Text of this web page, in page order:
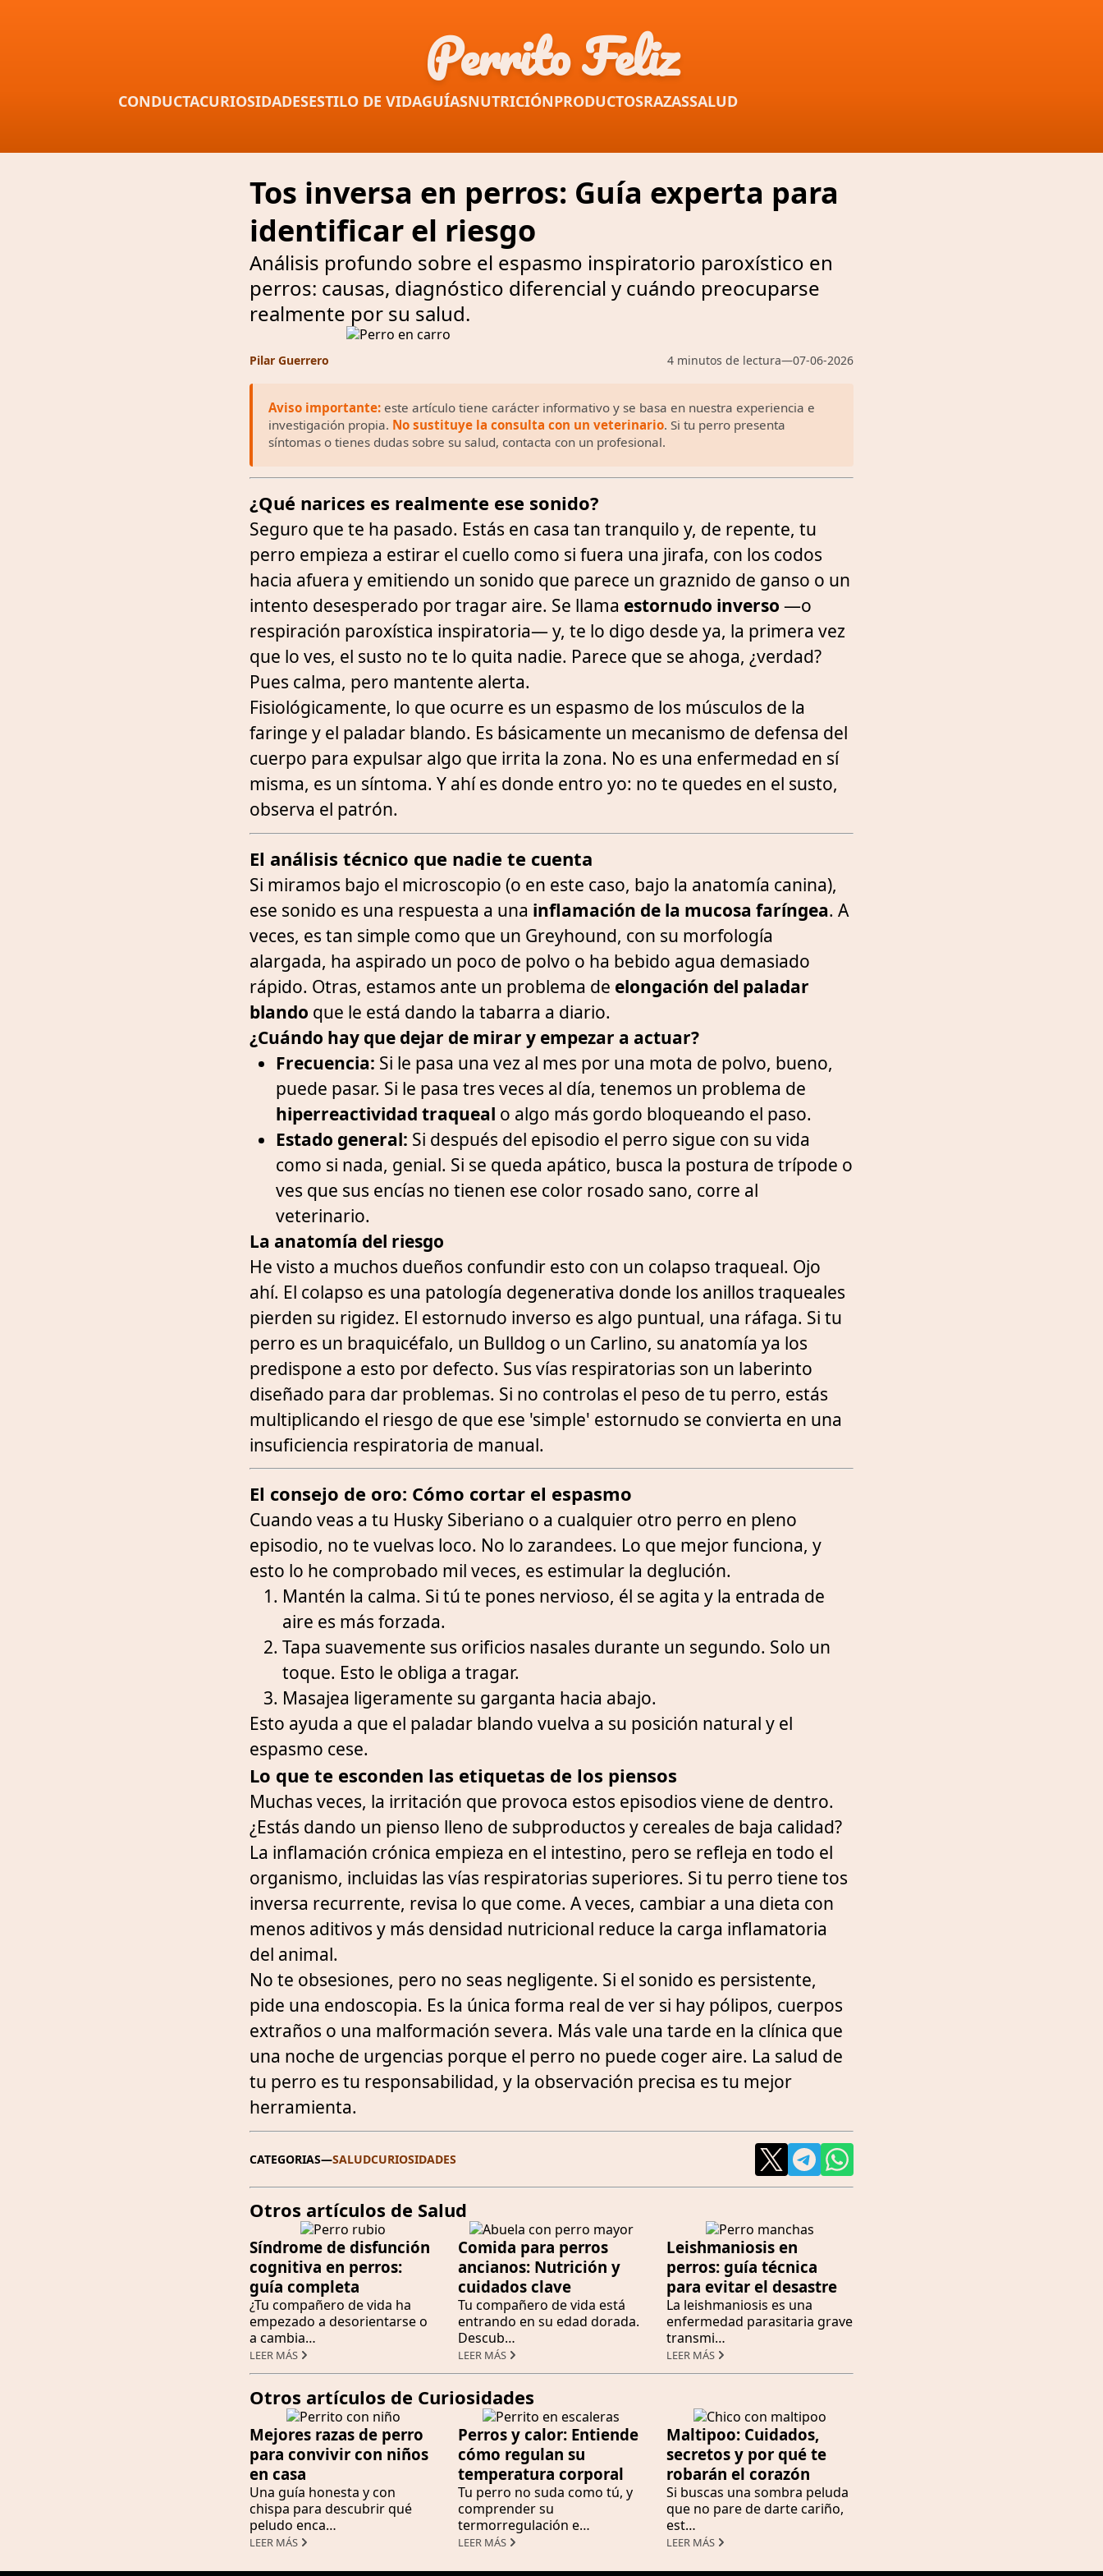
Perrito Feliz
CONDUCTACURIOSIDADESESTILO DE VIDAGUÍASNUTRICIÓNPRODUCTOSRAZASSALUD
Tos inversa en perros: Guía experta para
identificar el riesgo
Análisis profundo sobre el espasmo inspiratorio paroxístico en
perros: causas, diagnóstico diferencial y cuándo preocuparse
realmente por su salud.
Pilar Guerrero 4 minutos de lectura—07-06-2026
Aviso importante: este artículo tiene carácter informativo y se basa en nuestra experiencia e
investigación propia. No sustituye la consulta con un veterinario. Si tu perro presenta
síntomas o tienes dudas sobre su salud, contacta con un profesional.
¿Qué narices es realmente ese sonido?
Seguro que te ha pasado. Estás en casa tan tranquilo y, de repente, tu
perro empieza a estirar el cuello como si fuera una jirafa, con los codos
hacia afuera y emitiendo un sonido que parece un graznido de ganso o un
intento desesperado por tragar aire. Se llama estornudo inverso —o
respiración paroxística inspiratoria— y, te lo digo desde ya, la primera vez
que lo ves, el susto no te lo quita nadie. Parece que se ahoga, ¿verdad?
Pues calma, pero mantente alerta.
Fisiológicamente, lo que ocurre es un espasmo de los músculos de la
faringe y el paladar blando. Es básicamente un mecanismo de defensa del
cuerpo para expulsar algo que irrita la zona. No es una enfermedad en sí
misma, es un síntoma. Y ahí es donde entro yo: no te quedes en el susto,
observa el patrón.
El análisis técnico que nadie te cuenta
Si miramos bajo el microscopio (o en este caso, bajo la anatomía canina),
ese sonido es una respuesta a una inflamación de la mucosa faríngea. A
veces, es tan simple como que un Greyhound, con su morfología
alargada, ha aspirado un poco de polvo o ha bebido agua demasiado
rápido. Otras, estamos ante un problema de elongación del paladar
blando que le está dando la tabarra a diario.
¿Cuándo hay que dejar de mirar y empezar a actuar?
Frecuencia: Si le pasa una vez al mes por una mota de polvo, bueno,
puede pasar. Si le pasa tres veces al día, tenemos un problema de
hiperreactividad traqueal o algo más gordo bloqueando el paso.
Estado general: Si después del episodio el perro sigue con su vida
como si nada, genial. Si se queda apático, busca la postura de trípode o
ves que sus encías no tienen ese color rosado sano, corre al
veterinario.
La anatomía del riesgo
He visto a muchos dueños confundir esto con un colapso traqueal. Ojo
ahí. El colapso es una patología degenerativa donde los anillos traqueales
pierden su rigidez. El estornudo inverso es algo puntual, una ráfaga. Si tu
perro es un braquicéfalo, un Bulldog o un Carlino, su anatomía ya los
predispone a esto por defecto. Sus vías respiratorias son un laberinto
diseñado para dar problemas. Si no controlas el peso de tu perro, estás
multiplicando el riesgo de que ese 'simple' estornudo se convierta en una
insuficiencia respiratoria de manual.
El consejo de oro: Cómo cortar el espasmo
Cuando veas a tu Husky Siberiano o a cualquier otro perro en pleno
episodio, no te vuelvas loco. No lo zarandees. Lo que mejor funciona, y
esto lo he comprobado mil veces, es estimular la deglución.
Mantén la calma. Si tú te pones nervioso, él se agita y la entrada de
aire es más forzada.
Tapa suavemente sus orificios nasales durante un segundo. Solo un
toque. Esto le obliga a tragar.
Masajea ligeramente su garganta hacia abajo.
Esto ayuda a que el paladar blando vuelva a su posición natural y el
espasmo cese.
Lo que te esconden las etiquetas de los piensos
Muchas veces, la irritación que provoca estos episodios viene de dentro.
¿Estás dando un pienso lleno de subproductos y cereales de baja calidad?
La inflamación crónica empieza en el intestino, pero se refleja en todo el
organismo, incluidas las vías respiratorias superiores. Si tu perro tiene tos
inversa recurrente, revisa lo que come. A veces, cambiar a una dieta con
menos aditivos y más densidad nutricional reduce la carga inflamatoria
del animal.
No te obsesiones, pero no seas negligente. Si el sonido es persistente,
pide una endoscopia. Es la única forma real de ver si hay pólipos, cuerpos
extraños o una malformación severa. Más vale una tarde en la clínica que
una noche de urgencias porque el perro no puede coger aire. La salud de
tu perro es tu responsabilidad, y la observación precisa es tu mejor
herramienta.
CATEGORIAS—SALUDCURIOSIDADES
Otros artículos de Salud
Síndrome de disfunción
cognitiva en perros:
guía completa
¿Tu compañero de vida ha
empezado a desorientarse o
a cambia…
LEER MÁS
Comida para perros
ancianos: Nutrición y
cuidados clave
Tu compañero de vida está
entrando en su edad dorada.
Descub…
LEER MÁS
Leishmaniosis en
perros: guía técnica
para evitar el desastre
La leishmaniosis es una
enfermedad parasitaria grave
transmi…
LEER MÁS
Otros artículos de Curiosidades
Mejores razas de perro
para convivir con niños
en casa
Una guía honesta y con
chispa para descubrir qué
peludo enca…
LEER MÁS
Perros y calor: Entiende
cómo regulan su
temperatura corporal
Tu perro no suda como tú, y
comprender su
termorregulación e…
LEER MÁS
Maltipoo: Cuidados,
secretos y por qué te
robarán el corazón
Si buscas una sombra peluda
que no pare de darte cariño,
est…
LEER MÁS